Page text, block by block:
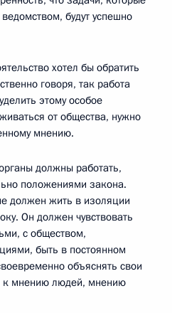
будут успешно
хотел бы обратить
говоря, так работа
этому особое
от общества, нужно
мнению.
должны работать,
положениями закона.
должен жить в изоляции
Он должен чувствовать
с обществом,
быть в постоянном
объяснять свои
к мнению людей, мнению